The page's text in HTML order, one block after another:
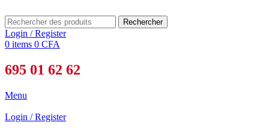
Rechercher
Login / Register
0 items 0 CFA
695 01 62 62
Menu
Login / Register